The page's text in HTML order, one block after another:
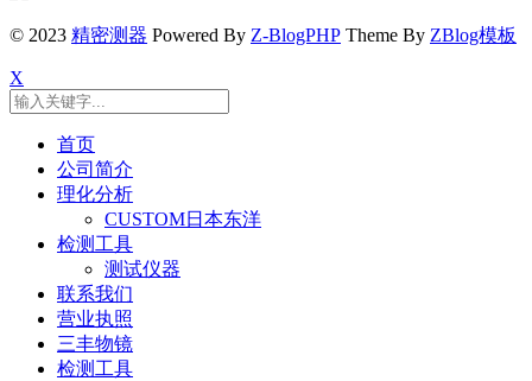
© 2023 精密测器 Powered By Z-BlogPHP Theme By ZBlog模板
X
首页
公司简介
理化分析
CUSTOM日本东洋
检测工具
测试仪器
联系我们
营业执照
三丰物镜
检测工具